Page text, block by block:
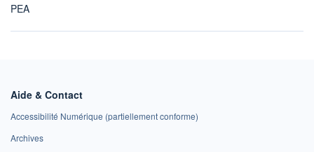
PEA
Aide & Contact
Accessibilité Numérique (partiellement conforme)
Archives